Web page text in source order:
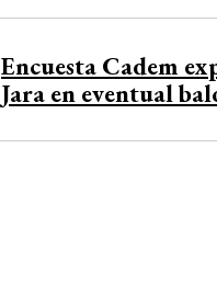
Encuesta Cadem
Jara en eventual